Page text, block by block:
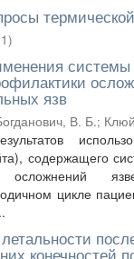
)
системы
язв
В. Б.;
содержащего
цикле
конечностей